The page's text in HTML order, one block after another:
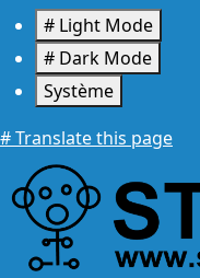
Aller au contenu principal
# Light Mode
# Dark Mode
Système
# Translate this page